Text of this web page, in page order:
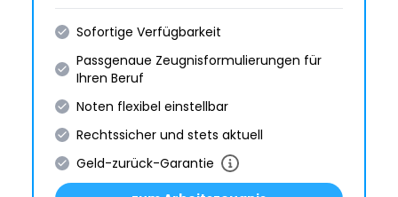
Sofortige Verfügbarkeit
Passgenaue Zeugnis­formulie­rungen für
Ihren Beruf
Noten flexibel einstellbar
Rechtssicher und stets aktuell
Geld-zurück-Garantie